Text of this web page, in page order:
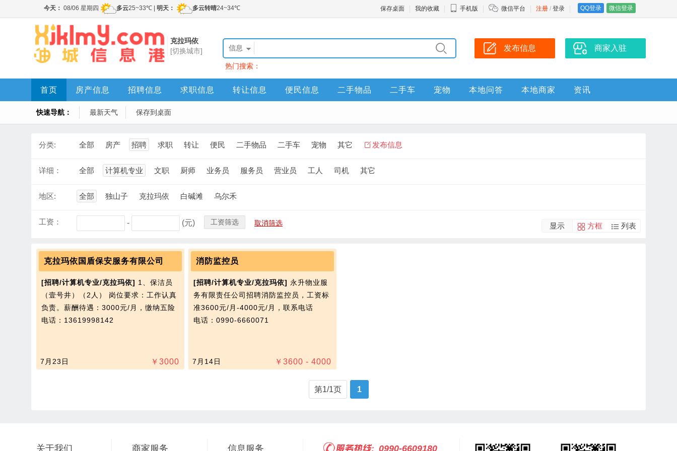
注册 / 登录 QQ登录 微信登录
保存桌面 我的收藏 手机版 微信平台
克拉玛依
[切换城市]
信息
热门搜索：
发布信息 商家入驻
首页 房产信息 招聘信息 求职信息 转让信息 便民信息 二手物品 二手车 宠物 本地问答 本地商家 资讯
快速导航： 最新天气 保存到桌面
分类: 全部 房产 招聘 求职 转让 便民 二手物品 二手车 宠物 其它 发布信息
详细： 全部 计算机专业 文职 厨师 业务员 服务员 营业员 工人 司机 其它
地区: 全部 独山子 克拉玛依 白碱滩 乌尔禾
工资： - (元) 工资筛选 取消筛选 显示 方框 列表
克拉玛依国盾保安服务有限公司
[招聘/计算机专业/克拉玛依] 1、保洁员
（壹号井）（2人） 岗位要求：工作认真
负责。薪酬待遇：3000元/月，缴纳五险
电话：13619998142
￥ 3000
7月23日
消防监控员
[招聘/计算机专业/克拉玛依] 永升物业服
务有限责任公司招聘消防监控员，工资标
准3600元/月-4000元/月，联系电话
电话：0990-6660071
￥ 3600 - 4000
7月14日
第1/1页 1
关于我们 商家服务 信息服务 0990-6609180